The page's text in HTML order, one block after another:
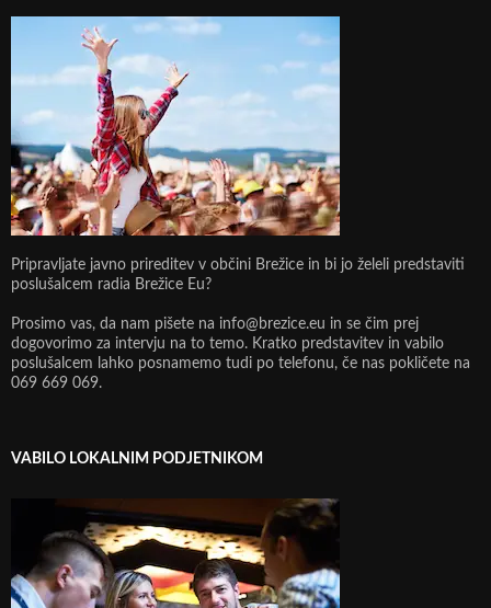
Pripravljate javno prireditev v občini Brežice in bi jo želeli predstaviti
poslušalcem radia Brežice Eu?
Prosimo vas, da nam pišete na info@brezice.eu in se čim prej
dogovorimo za intervju na to temo. Kratko predstavitev in vabilo
poslušalcem lahko posnamemo tudi po telefonu, če nas pokličete na
069 669 069.
VABILO LOKALNIM PODJETNIKOM